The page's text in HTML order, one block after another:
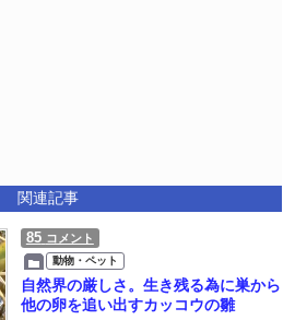
関連記事
85 コメント
動物・ペット
自然界の厳しさ。生き残る為に巣から
他の卵を追い出すカッコウの雛